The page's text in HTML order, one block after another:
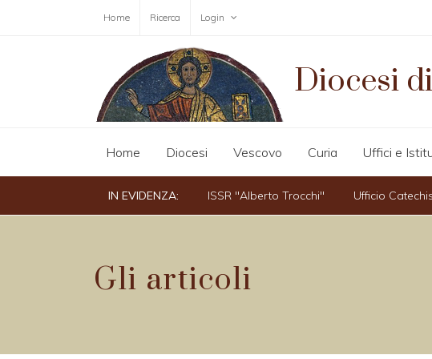
Home Ricerca Login
Diocesi
Home Diocesi Vescovo Curia Uffici e
IN EVIDENZA: ISSR "Alberto Trocchi" Ufficio
Gli articoli